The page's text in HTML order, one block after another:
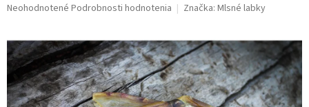
Priemerné
je
0,0
z
5
hviezdičiek.
Neohodnotené Podrobnosti hodnotenia Značka: Mlsné labky